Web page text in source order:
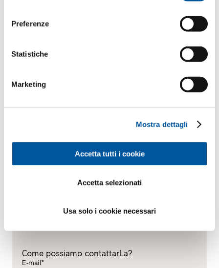
Preferenze
Statistiche
Marketing
Mostra dettagli
Accetta tutti i cookie
Accetta selezionati
Usa solo i cookie necessari
I Suoi dati personali
*Campi obbligatori
Sig. Sig.ra
Come possiamo contattarLa?
E-mail*